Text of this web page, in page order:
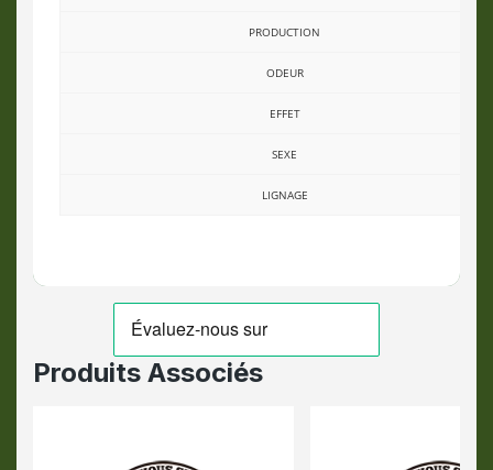
PRODUCTION
ODEUR
EFFET
SEXE
LIGNAGE
Produits Associés